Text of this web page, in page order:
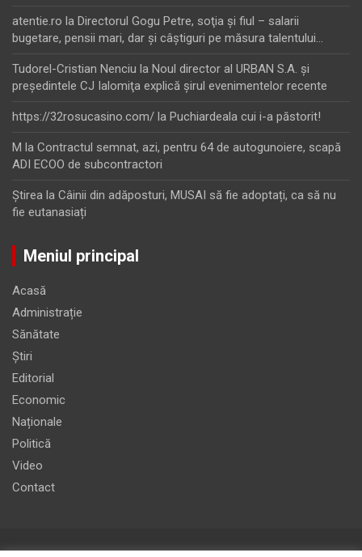
atentie.ro la Directorul Gogu Petre, soţia şi fiul – salarii
bugetare, pensii mari, dar şi câştiguri pe măsura talentului…
Tudorel-Cristian Nenciu la Noul director al URBAN S.A. şi
preşedintele CJ Ialomiţa explică şirul evenimentelor recente
https://32rosucasino.com/ la Puchiardeala cui i-a păstorit!
M la Contractul semnat, azi, pentru 64 de autogunoiere, scapă
ADI ECOO de subcontractori
Ştirea la Câinii din adăposturi, MUSAI să fie adoptați, ca să nu
fie eutanasiați
Meniul principal
Acasă
Administrație
Sănătate
Știri
Editorial
Economic
Naționale
Politică
Video
Contact